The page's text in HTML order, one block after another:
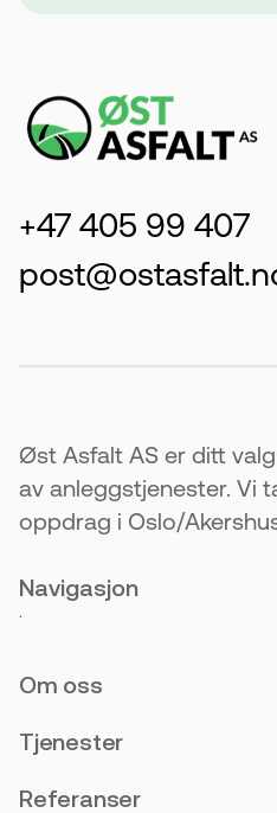
+47 405 99 407
Øst Asfalt AS er ditt
av anleggstjenester. Vi
oppdrag i Oslo/
Navigasjon
.
Om oss
Tjenester
Referanser